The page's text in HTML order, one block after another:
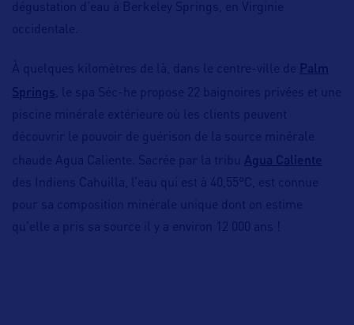
dégustation d’eau à Berkeley Springs, en Virginie
occidentale.
À quelques kilomètres de là, dans le centre-ville de Palm
Springs , le spa Séc-he propose 22 baignoires privées et une
piscine minérale extérieure où les clients peuvent
découvrir le pouvoir de guérison de la source minérale
chaude Agua Caliente. Sacrée par la tribu Agua Caliente
des Indiens Cahuilla, l’eau qui est à 40,55°C, est connue
pour sa composition minérale unique dont on estime
qu’elle a pris sa source il y a environ 12 000 ans